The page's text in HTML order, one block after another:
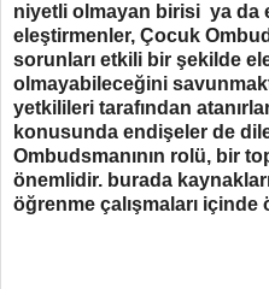
niyetli olmayan birisi ya da
eleştirmenler, Çocuk
sorunları etkili bir şekilde
olmayabileceğini
yetkilileri tarafından
konusunda endişeler de
Ombudsmanının rolü, bir
önemlidir. burada
öğrenme çalışmaları içinde